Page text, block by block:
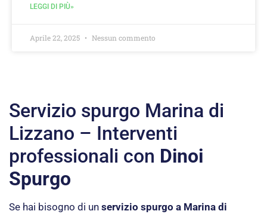
LEGGI DI PIÙ»
Aprile 22, 2025 Nessun commento
Servizio spurgo Marina di
Lizzano – Interventi
professionali con Dinoi
Spurgo
Se hai bisogno di un servizio spurgo a Marina di